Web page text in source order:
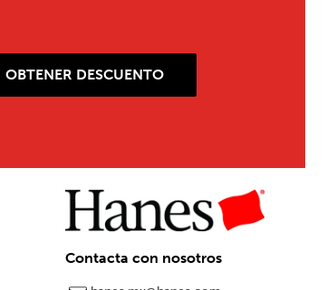
OBTENER DESCUENTO
Contacta con nosotros